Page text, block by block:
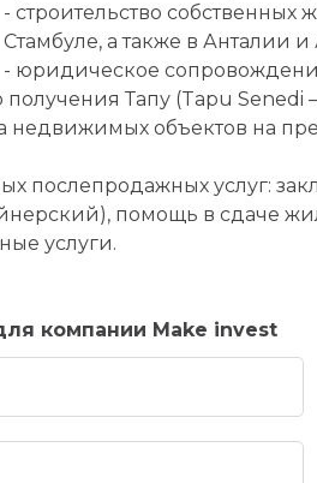
- строительство
Стамбуле, а также в Анталии
- юридическое
Тапу (Tapu Senedi
недвижимых объектов на
послепродажных услуг:
помощь в сдаче
услуги.
компании Make invest